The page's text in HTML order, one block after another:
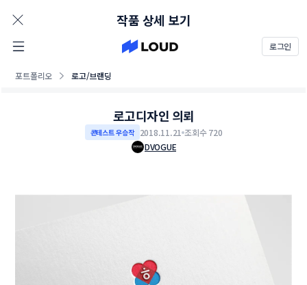
로그인
포트폴리오 로고/브랜딩
작품 상세 보기
로고디자인 의뢰
콘테스트 우승작 2018.11.21 조회수 720
DVOGUE